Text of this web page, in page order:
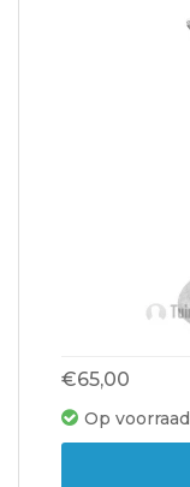
€65,00
Op voorraad